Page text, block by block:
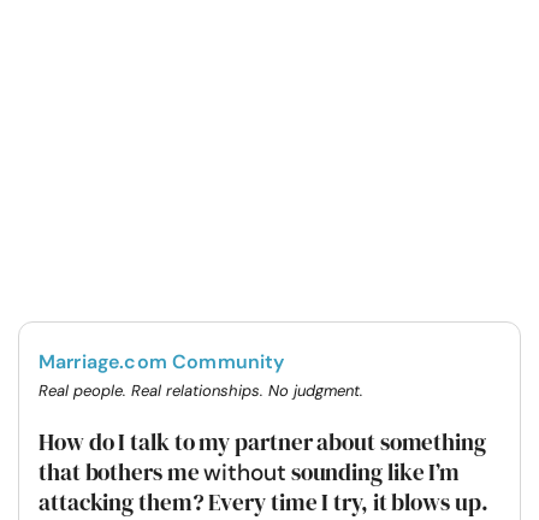
Marriage.com Community
Real people. Real relationships. No judgment.
How do I talk to my partner about something
that bothers mewithout sounding like I’m
attacking them? Every time I try, it blows up.